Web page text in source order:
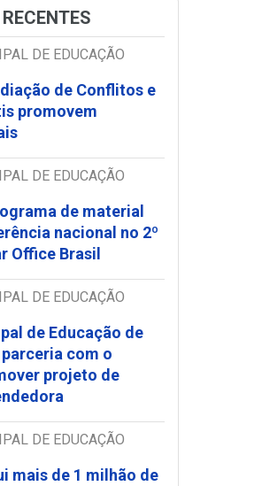
DE EDUCAÇÃO
de Conflitos e
promovem
DE EDUCAÇÃO
de material
nacional no 2º
Office Brasil
DE EDUCAÇÃO
de Educação de
com o
projeto de
DE EDUCAÇÃO
mais de 1 milhão de